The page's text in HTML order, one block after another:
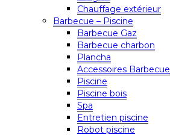
Chauffage extérieur
Barbecue – Piscine
Barbecue Gaz
Barbecue charbon
Plancha
Accessoires Barbecue
Piscine
Piscine bois
Spa
Entretien piscine
Robot piscine